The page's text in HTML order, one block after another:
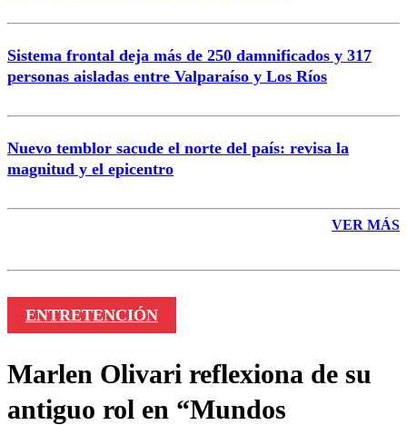
Sistema frontal deja más de 250 damnificados y 317
personas aisladas entre Valparaíso y Los Ríos
Nuevo temblor sacude el norte del país: revisa la
magnitud y el epicentro
VER MÁS
ENTRETENCIÓN
Marlen Olivari reflexiona de su
antiguo rol en “Mundos